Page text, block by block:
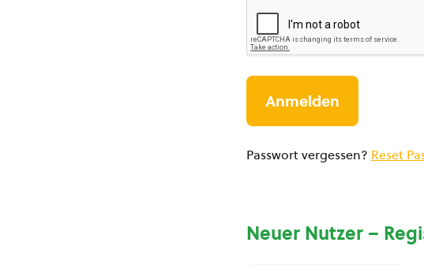
Passwort vergessen? Reset
Neuer Nutzer –